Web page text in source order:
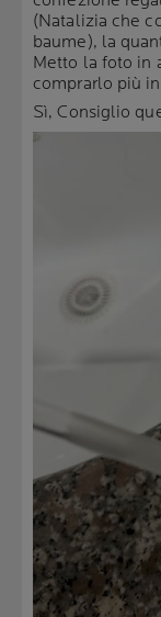
(Natalizia che
baume), la
Metto la foto in
comprarlo più
Sì, Consiglio